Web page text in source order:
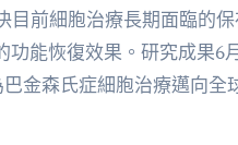
目前細胞治療長期面臨的
能恢復效果。研究成果6
金森氏症細胞治療邁向全